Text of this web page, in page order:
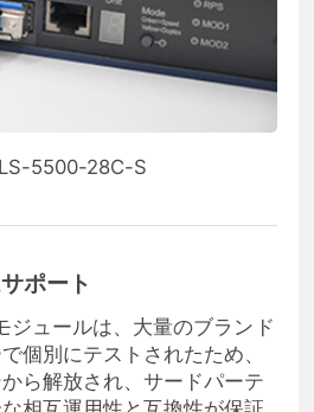
5500-28C-S
ポート
ジュールは、大量のブランド
個別にテストされたため、
ら解放され、サードパーテ